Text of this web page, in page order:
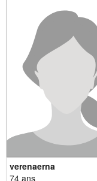
verenaerna
74 ans